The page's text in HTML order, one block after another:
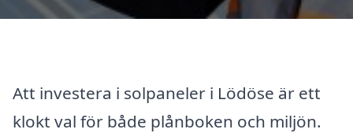
Att investera i solpaneler i Lödöse är ett
klokt val för både plånboken och miljön.